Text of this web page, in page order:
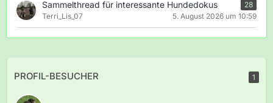
Sammelthread für interessante Hundedokus
28
Terri_Lis_07
5. August 2026 um 10:59
PROFIL-BESUCHER 1